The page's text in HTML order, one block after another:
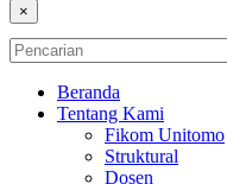
×
Beranda
Tentang Kami
Fikom Unitomo
Struktural
Dosen